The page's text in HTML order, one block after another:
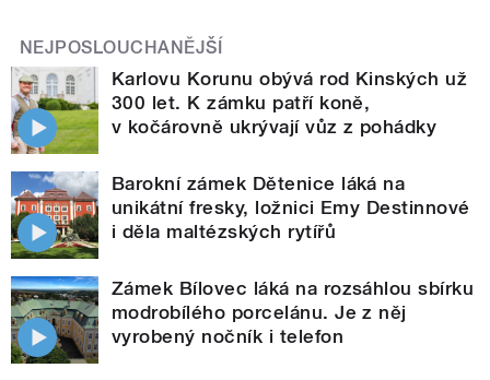
NEJPOSLOUCHANĚJŠÍ
Karlovu Korunu obývá rod Kinských už
300 let. K zámku patří koně,
v kočárovně ukrývají vůz z pohádky
Barokní zámek Dětenice láká na
unikátní fresky, ložnici Emy Destinnové
i děla maltézských rytířů
Zámek Bílovec láká na rozsáhlou sbírku
modrobílého porcelánu. Je z něj
vyrobený nočník i telefon